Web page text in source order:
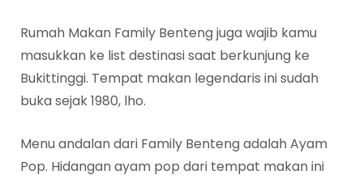
Rumah Makan Family Benteng juga wajib kamu
masukkan ke list destinasi saat berkunjung ke
Bukittinggi. Tempat makan legendaris ini sudah
buka sejak 1980, lho.
Menu andalan dari Family Benteng adalah Ayam
Pop. Hidangan ayam pop dari tempat makan ini